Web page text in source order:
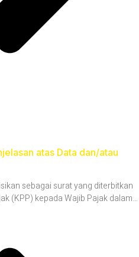
atas Data dan/atau
sebagai surat yang diterbitkan
(KPP) kepada Wajib Pajak dalam…